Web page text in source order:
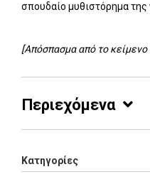
σπουδαίο μυθιστόρημα της
[Απόσπασμα από το
Περιεχόμενα
Κατηγορίες